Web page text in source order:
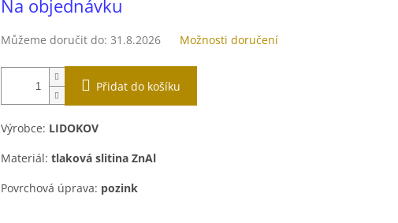
cena:
Na objednávku
Můžeme doručit do: 31.8.2026 Možnosti doručení
Přidat do košíku
Výrobce: LIDOKOV
Materiál: tlaková slitina ZnAl
Povrchová úprava: pozink